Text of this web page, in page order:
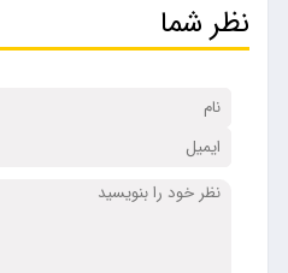
نظر شما